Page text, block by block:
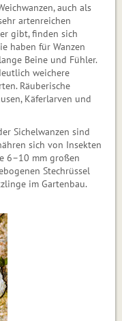
auch als
artenreichen
gibt, finden sich
haben für Wanzen
Beine und Fühler.
weichere
Räuberische
Käfer­larven und
Sichelwanzen sind
sich von Insekten
6–10 mm großen
Stechrüssel
im Gartenbau.